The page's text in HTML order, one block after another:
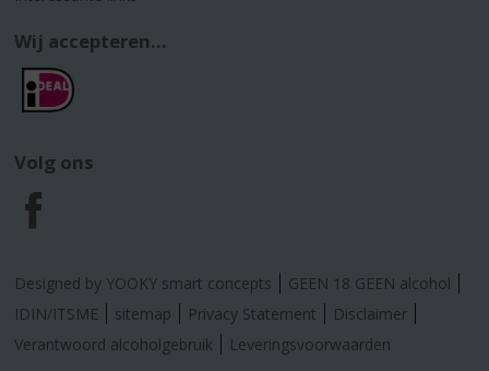
Wij accepteren...
Volg ons
F
a
c
Designed by YOOKY smart concepts
GEEN 18 GEEN alcohol
IDIN/ITSME
sitemap Privacy Statement
Disclaimer
Verantwoord alcoholgebruik
Leveringsvoorwaarden